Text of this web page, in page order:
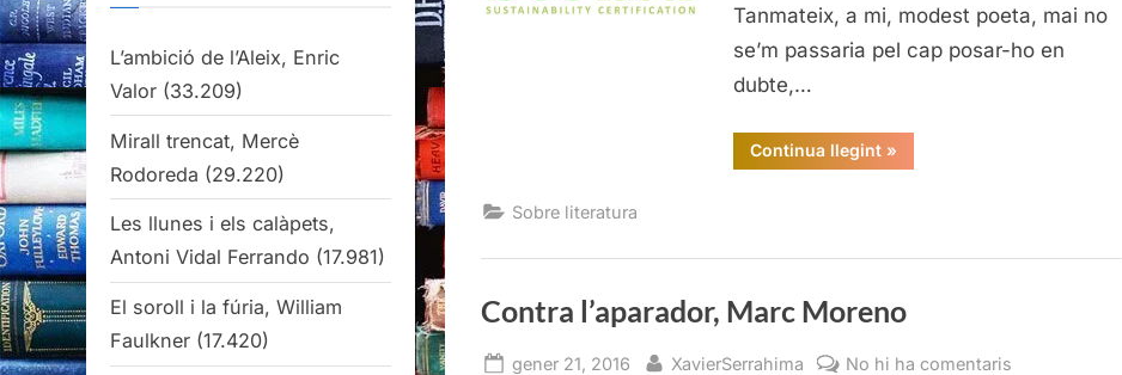
Tanmateix, a mi, modest poeta, mai no
se’m passaria pel cap posar-ho en
dubte,…
Continua llegint“Sostenibilitat
selectiva”
»
Sobre literatura
Contra l’aparador, Marc Moreno
Posted
gener 21, 2016 By
XavierSerrahima No hi ha comentaris
L’ambició de l’Aleix, Enric
Valor (33.209)
Mirall trencat, Mercè
Rodoreda (29.220)
Les llunes i els calàpets,
Antoni Vidal Ferrando (17.981)
El soroll i la fúria, William
Faulkner (17.420)